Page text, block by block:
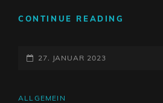
CONTINUE READING
POSTED-
27. JANUAR 2023
CAT
ALLGEMEIN